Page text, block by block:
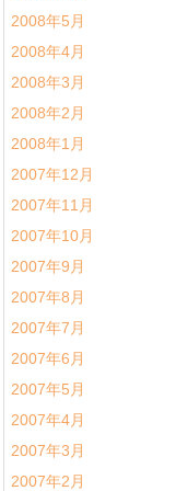
2008年5月
2008年4月
2008年3月
2008年2月
2008年1月
2007年12月
2007年11月
2007年10月
2007年9月
2007年8月
2007年7月
2007年6月
2007年5月
2007年4月
2007年3月
2007年2月